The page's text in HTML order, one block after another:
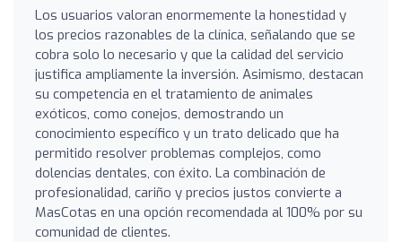
Los usuarios valoran enormemente la honestidad y
los precios razonables de la clínica, señalando que se
cobra solo lo necesario y que la calidad del servicio
justifica ampliamente la inversión. Asimismo, destacan
su competencia en el tratamiento de animales
exóticos, como conejos, demostrando un
conocimiento específico y un trato delicado que ha
permitido resolver problemas complejos, como
dolencias dentales, con éxito. La combinación de
profesionalidad, cariño y precios justos convierte a
MasCotas en una opción recomendada al 100% por su
comunidad de clientes.